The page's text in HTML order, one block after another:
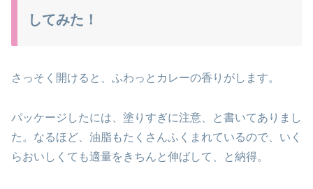
してみた！
さっそく開けると、ふわっとカレーの香りがします。
パッケージしたには、塗りすぎに注意、と書いてありまし
た。なるほど、油脂もたくさんふくまれているので、いく
らおいしくても適量をきちんと伸ばして、と納得。